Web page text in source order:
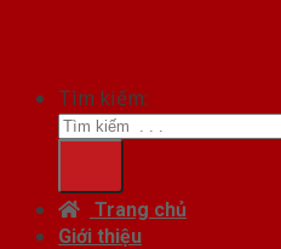
Tìm kiếm:
Trang chủ
Giới thiệu